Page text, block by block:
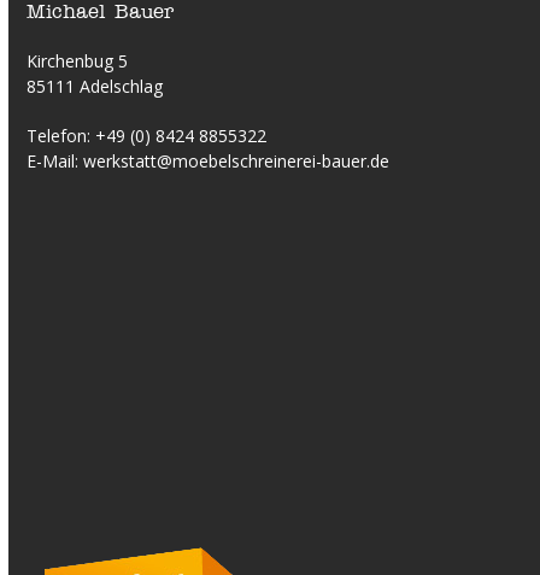
Michael Bauer
Kirchenbug 5
85111 Adelschlag
Telefon: +49 (0) 8424 8855322
E-Mail:werkstatt@moebelschreinerei-bauer.de